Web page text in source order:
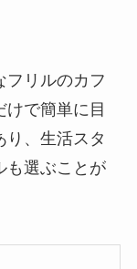
フリルのカフ
で簡単に目
り、生活スタ
も選ぶことが